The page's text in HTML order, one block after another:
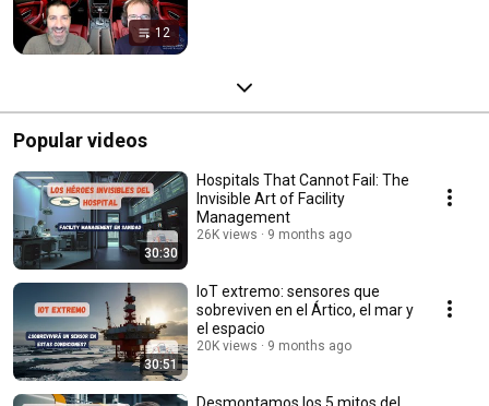
12
Popular videos
30:30
Hospitals That Cannot Fail: The
Invisible Art of Facility
Management
26K views 9 months ago
30:51
IoT extremo: sensores que
sobreviven en el Ártico, el mar y
el espacio
20K views 9 months ago
Desmontamos los 5 mitos del